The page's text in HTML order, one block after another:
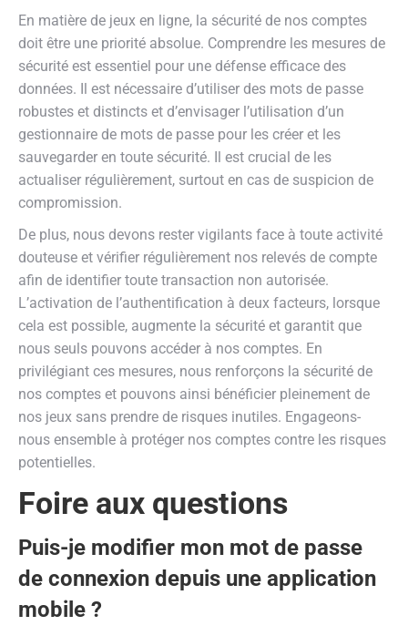
En matière de jeux en ligne, la sécurité de nos comptes
doit être une priorité absolue. Comprendre les mesures de
sécurité est essentiel pour une défense efficace des
données. Il est nécessaire d’utiliser des mots de passe
robustes et distincts et d’envisager l’utilisation d’un
gestionnaire de mots de passe pour les créer et les
sauvegarder en toute sécurité. Il est crucial de les
actualiser régulièrement, surtout en cas de suspicion de
compromission.
De plus, nous devons rester vigilants face à toute activité
douteuse et vérifier régulièrement nos relevés de compte
afin de identifier toute transaction non autorisée.
L’activation de l’authentification à deux facteurs, lorsque
cela est possible, augmente la sécurité et garantit que
nous seuls pouvons accéder à nos comptes. En
privilégiant ces mesures, nous renforçons la sécurité de
nos comptes et pouvons ainsi bénéficier pleinement de
nos jeux sans prendre de risques inutiles. Engageons-
nous ensemble à protéger nos comptes contre les risques
potentielles.
Foire aux questions
Puis-je modifier mon mot de passe
de connexion depuis une application
mobile ?